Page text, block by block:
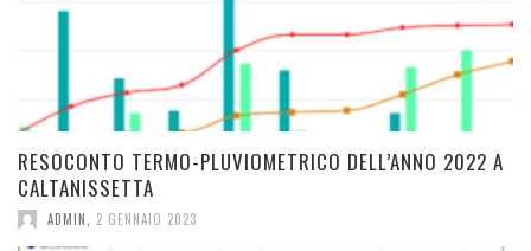
RESOCONTO TERMO-PLUVIOMETRICO DELL’ANNO 2022 A
CALTANISSETTA
ADMIN 2 GENNAIO 2023